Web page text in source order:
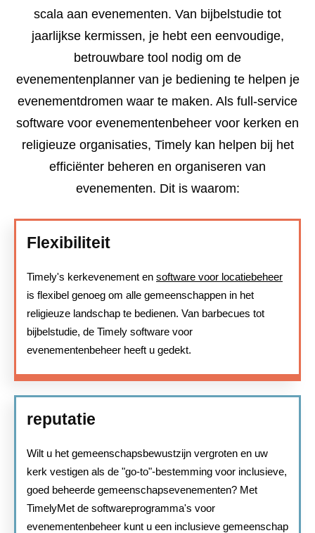
scala aan evenementen. Van bijbelstudie tot
jaarlijkse kermissen, je hebt een eenvoudige,
betrouwbare tool nodig om de
evenementenplanner van je bediening te helpen je
evenementdromen waar te maken. Als full-service
software voor evenementenbeheer voor kerken en
religieuze organisaties, Timely kan helpen bij het
efficiënter beheren en organiseren van
evenementen. Dit is waarom:
Flexibiliteit
Timely's kerkevenement en software voor locatiebeheer
is flexibel genoeg om alle gemeenschappen in het
religieuze landschap te bedienen. Van barbecues tot
bijbelstudie, de Timely software voor
evenementenbeheer heeft u gedekt.
reputatie
Wilt u het gemeenschapsbewustzijn vergroten en uw
kerk vestigen als de "go-to"-bestemming voor inclusieve,
goed beheerde gemeenschapsevenementen? Met
TimelyMet de softwareprogramma's voor
evenementenbeheer kunt u een inclusieve gemeenschap